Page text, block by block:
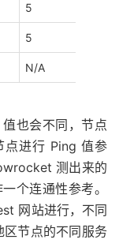
5
5
N/A
也会不同，节点
点进行 Ping 值参
测出来的
个连通性参考。
网站进行，不同
节点的不同服务